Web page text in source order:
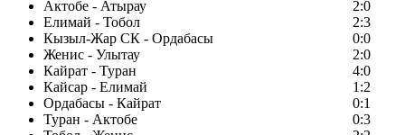
Актобе - Атырау
2:0
Елимай - Тобол
2:3
Кызыл-Жар СК - Ордабасы
0:0
Женис - Улытау
2:0
Кайрат - Туран
4:0
Кайсар - Елимай
1:2
Ордабасы - Кайрат
0:1
Туран - Актобе
0:3